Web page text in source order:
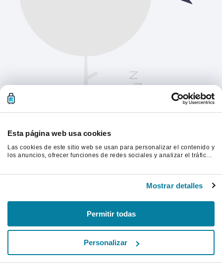
Esta página web usa cookies
Las cookies de este sitio web se usan para personalizar el contenido y
los anuncios, ofrecer funciones de redes sociales y analizar el tráfico.
proporcionado o que hayan recopilado a partir del uso que haya
Mostrar detalles
Permitir todas
Personalizar
Actualiza la página para continuar.
Actualizar